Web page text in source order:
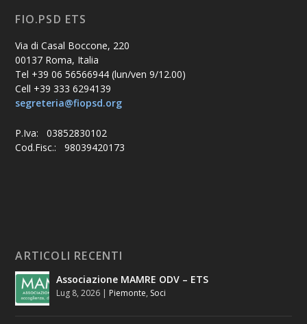
FIO.PSD ETS
Via di Casal Boccone, 220
00137 Roma, Italia
Tel +39 06 56566944 (lun/ven 9/12.00)
Cell +39 333 6294139
segreteria@fiopsd.org
P.Iva: 03852830102
Cod.Fisc.: 98039420173
ARTICOLI RECENTI
Associazione MAMRE ODV – ETS
Lug 8, 2026 | Piemonte, Soci